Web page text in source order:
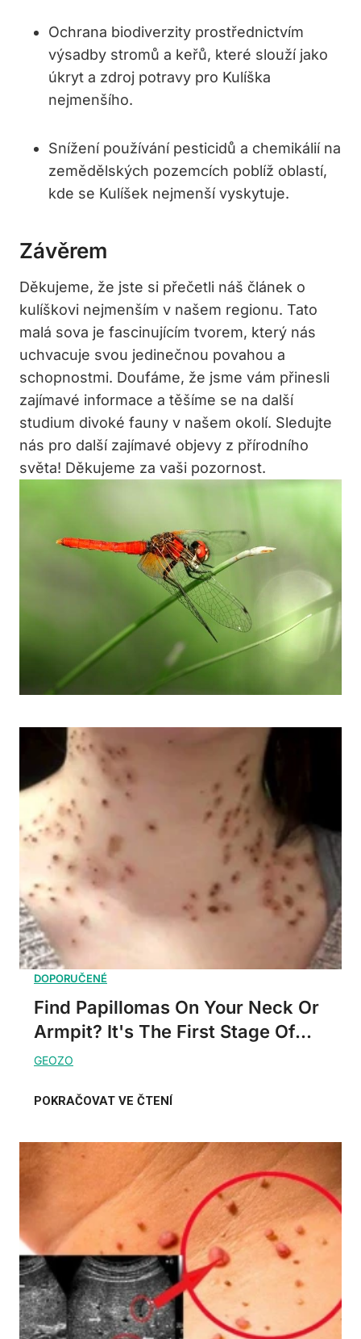
Ochrana biodiverzity prostřednictvím
výsadby stromů a keřů, které slouží jako
úkryt a zdroj potravy pro Kulíška
nejmenšího.
Snížení používání pesticidů a chemikálií na
zemědělských pozemcích poblíž oblastí,
kde se Kulíšek nejmenší vyskytuje.
Závěrem
Děkujeme, že jste si přečetli náš článek o
kulíškovi nejmenším v našem regionu. Tato
malá sova je fascinujícím tvorem, který nás
uchvacuje svou jedinečnou povahou a
schopnostmi. Doufáme, že jsme vám přinesli
zajímavé informace a těšíme se na další
studium divoké fauny v našem okolí. Sledujte
nás pro další zajímavé objevy z přírodního
světa! Děkujeme za vaši pozornost.
Find Papillomas On Your Neck Or
Armpit? It's The First Stage Of...